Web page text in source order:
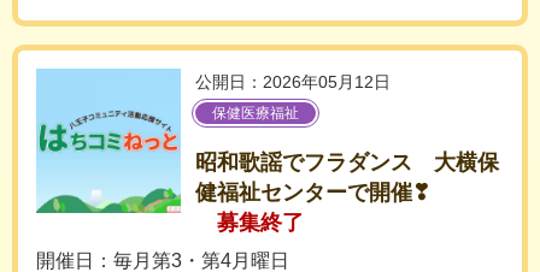
公開日：2026年05月12日
保健医療福祉
昭和歌謡でフラダンス 大横保
健福祉センターで開催❣
募集終了
開催日：毎月第3・第4月曜日